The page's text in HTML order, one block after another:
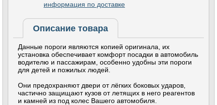
информация по доставке
Описание товара
Данные пороги являются копией оригинала, их
установка обеспечивает комфорт посадки в автомобиль
водителю и пассажирам, особенно удобны эти пороги
для детей и пожилых людей.
Они предохраняют двери от лёгких боковых ударов,
частично защищают кузов от летящих в него реагентов
и камней из под колес Вашего автомобиля.